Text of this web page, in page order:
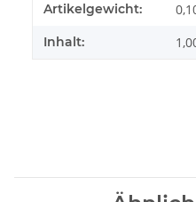
Artikelgewicht:
Inhalt: